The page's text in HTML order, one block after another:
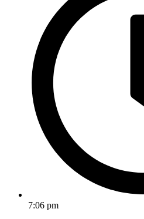
7:06 pm